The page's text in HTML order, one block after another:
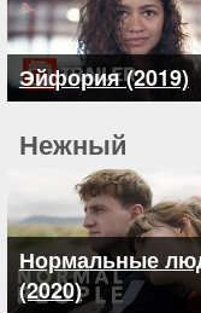
Эйфория (2019)
Нежный
Нормальные
(2020)